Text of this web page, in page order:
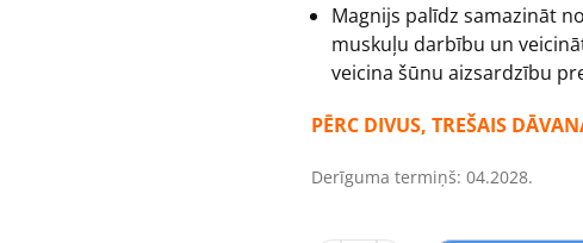
Magnijs palīdz samazināt
muskuļu darbību un
veicina šūnu aizsardzību
PĒRC DIVUS, TREŠAIS
Derīguma termiņš: 04.2028.